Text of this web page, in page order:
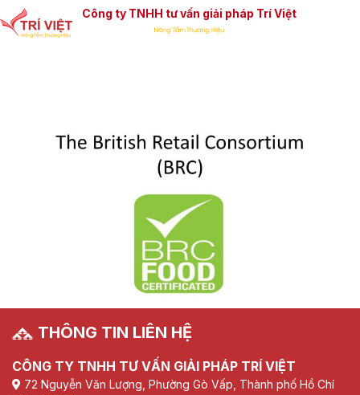
Công ty TNHH tư vấn giải pháp Trí Việt
THÔNG TIN LIÊN HỆ
CÔNG TY TNHH TƯ VẤN GIẢI PHÁP TRÍ VIỆT
72 Nguyễn Văn Lượng, Phường Gò Vấp, Thành phố Hồ Chí